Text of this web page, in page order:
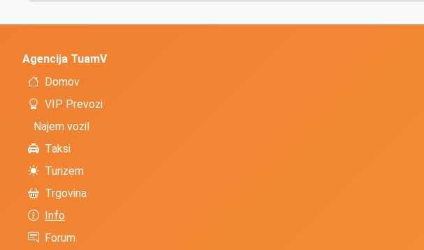
Agencija TuamV
Domov
VIP Prevozi
Najem vozil
Taksi
Turizem
Trgovina
Info
Forum